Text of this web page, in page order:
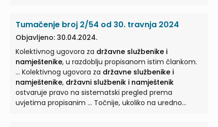
uprave u Dubrovačko-neretvanskoj županiji 210, a u
ispostavi ureda ... S obzirom na to da kriteriji za
namještenikau pojedinim uredima i njihovim
službama i ispostavama nisu ... utvrđeni zakonom to
ne stoji vaša primjedba »da nije poštovan zakon« u
odnosu na utvrđivanje okvirnog brojadržavnih
službenika i namještenikau ispostavi ...
Tumačenje broj 2/54 od 30. travnja 2024
Objavljeno: 30.04.2024.
Kolektivnog ugovora za državne službenike i
namještenike, u razdoblju propisanom istim člankom.
... Kolektivnog ugovora za državne službenike i
namještenike, državni službenik i namještenik
ostvaruje pravo na sistematski pregled prema
uvjetima propisanim ... Točnije, ukoliko na uredno